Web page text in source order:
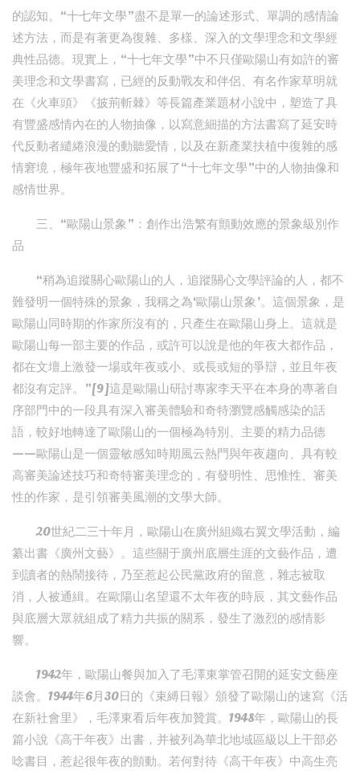
的認知。“十七年文學”盡不是單一的論述形式、單調的感情論
述方法，而是有著更為復雜、多樣、深入的文學理念和文學經
典性品德。現實上，“十七年文學”中不只僅歐陽山有如許的審
美理念和文學書寫，已經的反動戰友和伴侶、有名作家草明就
在《火車頭》《披荊斬棘》等長篇產業題材小說中，塑造了具
有豐盛感情內在的人物抽像，以寫意細描的方法書寫了延安時
代反動者繾綣浪漫的動聽愛情，以及在新產業扶植中復雜的感
情窘境，極年夜地豐盛和拓展了“十七年文學”中的人物抽像和
感情世界。
三、“歐陽山景象”：創作出浩繁有顫動效應的景象級別作
品
“稍為追蹤關心歐陽山的人，追蹤關心文學評論的人，都不
難發明一個特殊的景象，我稱之為‘歐陽山景象’。這個景象，是
歐陽山同時期的作家所沒有的，只產生在歐陽山身上。這就是
歐陽山每一部主要的作品，或許可以說是他的年夜大都作品，
都在文壇上激發一場或年夜或小、或長或短的爭辯，並且年夜
都沒有定評。”[9]這是歐陽山研討專家李天平在本身的專著自
序部門中的一段具有深入審美體驗和奇特瀏覽感觸感染的話
語，較好地轉達了歐陽山的一個極為特別、主要的精力品德
——歐陽山是一個靈敏感知時期風云熱門與年夜趨向、具有較
高審美論述技巧和奇特審美理念的，有發明性、思惟性、審美
性的作家，是引領審美風潮的文學大師。
20世紀二三十年月，歐陽山在廣州組織右翼文學活動，編
纂出書《廣州文藝》。這些關于廣州底層生涯的文藝作品，遭
到讀者的熱鬧接待，乃至惹起公民黨政府的留意，雜志被取
消，人被通緝。在歐陽山名望還不太年夜的時辰，其文藝作品
與底層大眾就組成了精力共振的關系，發生了激烈的感情影
響。
1942年，歐陽山餐與加入了毛澤東掌管召開的延安文藝座
談會。1944年6月30日的《束縛日報》頒發了歐陽山的速寫《活
在新社會里》，毛澤東看后年夜加贊賞。1948年，歐陽山的長
篇小說《高干年夜》出書，并被列為華北地域區級以上干部必
唸書目，惹起很年夜的顫動。若何對待《高干年夜》中高生亮